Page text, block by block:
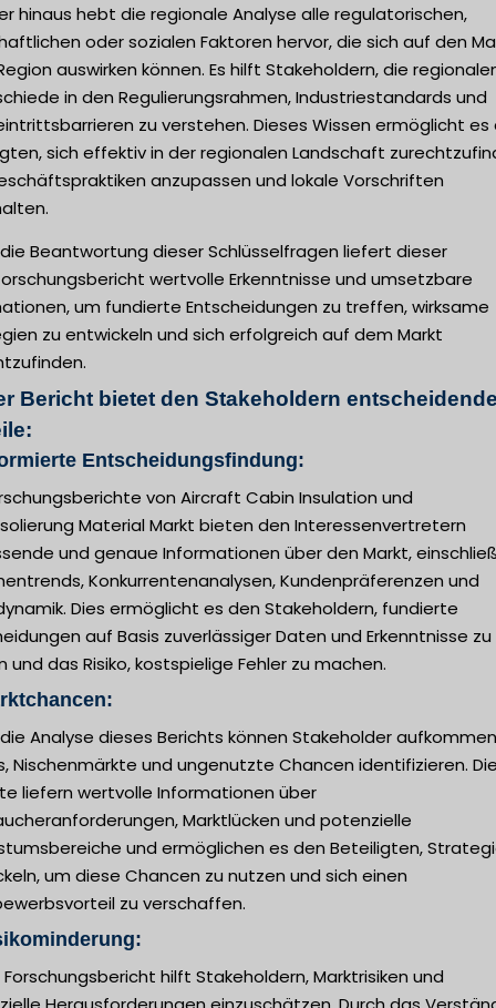
hinaus hebt die regionale Analyse alle regulatorischen,
oder sozialen Faktoren hervor, die sich auf den
auswirken können. Es hilft Stakeholdern, die
in den Regulierungsrahmen, Industriestandards und
zu verstehen. Dieses Wissen ermöglicht es
sich effektiv in der regionalen Landschaft
anzupassen und lokale Vorschriften
Beantwortung dieser Schlüsselfragen liefert dieser
wertvolle Erkenntnisse und umsetzbare
um fundierte Entscheidungen zu treffen, wirksame
zu entwickeln und sich erfolgreich auf dem Markt
Bericht bietet den Stakeholdern
Entscheidungsfindung:
von Aircraft Cabin Insulation und
Material Markt bieten den Interessenvertretern
und genaue Informationen über den Markt,
Konkurrentenanalysen, Kundenpräferenzen und
Dies ermöglicht es den Stakeholdern, fundierte
auf Basis zuverlässiger Daten und Erkenntnisse zu
und das Risiko, kostspielige Fehler zu machen.
Analyse dieses Berichts können Stakeholder
Nischenmärkte und ungenutzte Chancen identifizieren.
liefern wertvolle Informationen über
Marktlücken und potenzielle
und ermöglichen es den Beteiligten,
um diese Chancen zu nutzen und sich einen
zu verschaffen.
Forschungsbericht hilft Stakeholdern, Marktrisiken und